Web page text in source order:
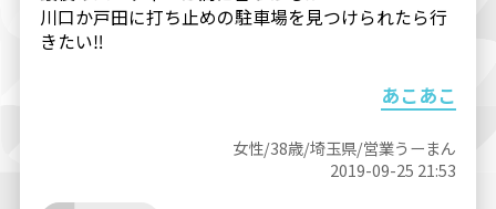
川口か戸田に打ち止めの駐車場を見つけられたら行
きたい‼
あこあこ
女性/38歳/埼玉県/営業うーまん
2019-09-25 21:53